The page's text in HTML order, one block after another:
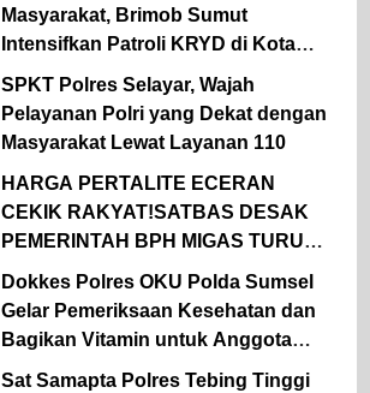
Masyarakat, Brimob Sumut
Intensifkan Patroli KRYD di Kota
Medan
SPKT Polres Selayar, Wajah
Pelayanan Polri yang Dekat dengan
Masyarakat Lewat Layanan 110
HARGA PERTALITE ECERAN
CEKIK RAKYAT!SATBAS DESAK
PEMERINTAH BPH MIGAS TURUN
TANGAN
Dokkes Polres OKU Polda Sumsel
Gelar Pemeriksaan Kesehatan dan
Bagikan Vitamin untuk Anggota
Polsek Semidang Aji
Sat Samapta Polres Tebing Tinggi